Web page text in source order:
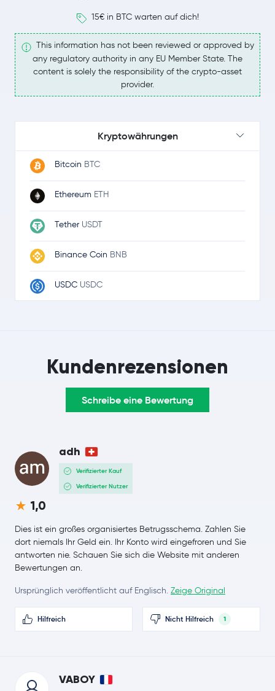
15€ in BTC warten auf dich!
This information has not been reviewed or approved by
any regulatory authority in any EU Member State. The
content is solely the responsibility of the crypto-asset
provider.
Kryptowährungen
Bitcoin BTC
Ethereum ETH
Tether USDT
Binance Coin BNB
USDC USDC
TRON TRX
Dogecoin DOGE
Cardano ADA
Monero XMR
Chainlink LINK
Stellar Lumens XLM
Bitcoin Cash BCH
Toncoin
SHIBA INU SHIB
Kundenrezensionen
Schreibe eine Bewertung
adh
Verifizierter Kauf
Verifizierter Nutzer
1,0
Dies ist ein großes organisiertes Betrugsschema. Zahlen Sie
dort niemals Ihr Geld ein. Ihr Konto wird eingefroren und Sie
antworten nie. Schauen Sie sich die Website mit anderen
Bewertungen an.
Ursprünglich veröffentlicht auf Englisch. Zeige Original
Hilfreich Nicht Hilfreich 1
VABOY